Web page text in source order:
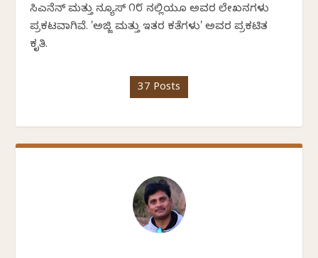
ಸಿಎನೆನ್ ಮತ್ತು ನ್ಯೂಸ್ ೧೮ ನಲ್ಲಿಯೂ ಅವರ ಲೇಖನಗಳು
ಪ್ರಕಟವಾಗಿವೆ. 'ಅಜ್ಜಿ ಮತ್ತು ಇತರ ಕತೆಗಳು' ಅವರ ಪ್ರಕಟಿತ
ಕೃತಿ.
37 Posts